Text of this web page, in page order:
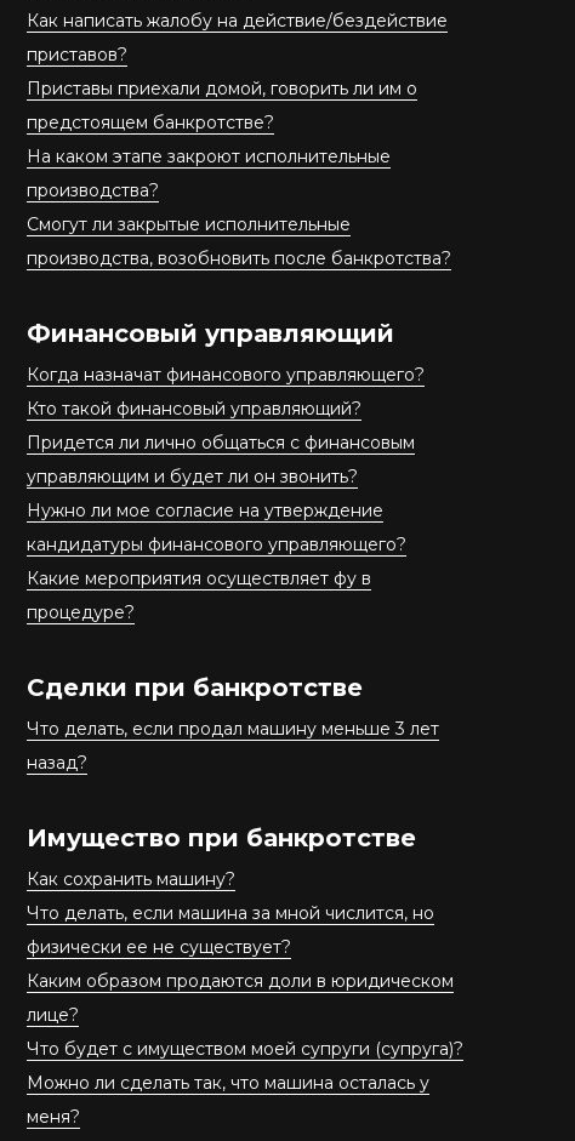
Как написать жалобу на действие/бездействие
приставов?
Приставы приехали домой, говорить ли им о
предстоящем банкротстве?
На каком этапе закроют исполнительные
производства?
Смогут ли закрытые исполнительные
производства, возобновить после банкротства?
Финансовый управляющий
Когда назначат финансового управляющего?
Кто такой финансовый управляющий?
Придется ли лично общаться с финансовым
управляющим и будет ли он звонить?
Нужно ли мое согласие на утверждение
кандидатуры финансового управляющего?
Какие мероприятия осуществляет фу в
процедуре?
Сделки при банкротстве
Что делать, если продал машину меньше 3 лет
назад?
Имущество при банкротстве
Как сохранить машину?
Что делать, если машина за мной числится, но
физически ее не существует?
Каким образом продаются доли в юридическом
лице?
Что будет с имуществом моей супруги (супруга)?
Можно ли сделать так, что машина осталась у
меня?